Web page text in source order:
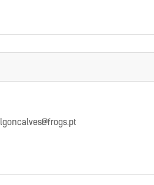
lgoncalves@frogs.pt